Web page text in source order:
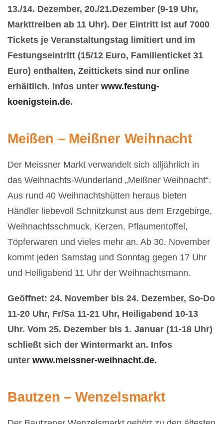
13./14. Dezember, 20./21.Dezember (9-19 Uhr,
Markttreiben ab 11 Uhr). Der Eintritt ist auf 7000
Tickets je Veranstaltungstag limitiert und im
Festungseintritt (15/12 Euro, Familienticket 31
Euro) enthalten, Zeittickets sind nur online
erhältlich. Infos unter www.festung-
koenigstein.de.
Meißen – Meißner Weihnacht
Der Meissner Markt verwandelt sich alljährlich in
das Weihnachts-Wunderland „Meißner Weihnacht“.
Aus rund 40 Weihnachtshütten heraus bieten
Händler liebevoll Schnitzkunst aus dem Erzgebirge,
Weihnachtsschmuck, Kerzen, Pflaumentoffel,
Töpferwaren und vieles mehr an. Ab 30. November
kommt jeden Samstag und Sonntag gegen 17 Uhr
und Heiligabend 11 Uhr der Weihnachtsmann.
Geöffnet: 24. November bis 24. Dezember, So-Do
11-20 Uhr, Fr/Sa 11-21 Uhr, Heiligabend 10-13
Uhr. Vom 25. Dezember bis 1. Januar (11-18 Uhr)
schließt sich der Wintermarkt an. Infos
unter www.meissner-weihnacht.de.
Bautzen – Wenzelsmarkt